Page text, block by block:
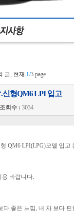
글, 현재 1/3 page
형QM6 LPI 입고
조회수 : 3034
형 QM6 LPI(LPG)모델 입고
용 바랍니다.
다 좋은 느낌, 내 차 보다 편